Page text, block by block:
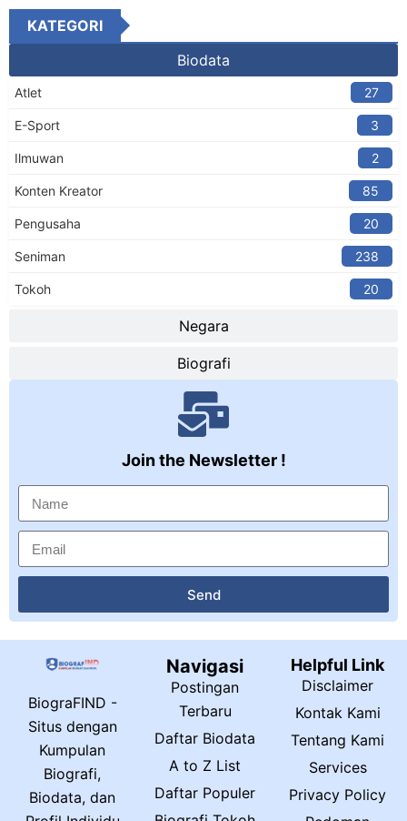
KATEGORI
Biodata
Negara
Biografi
Atlet 27
E-Sport 3
Ilmuwan 2
Konten Kreator​ 85
Pengusaha 20
Seniman 238
Tokoh 20
Join the Newsletter !
Send
BiograFIND -
Situs dengan
Kumpulan
Biografi,
Biodata, dan
Navigasi
Postingan
Terbaru
Daftar Biodata
A to Z List
Daftar Populer
Helpful Link
Disclaimer
Kontak Kami
Tentang Kami
Services
Privacy Policy